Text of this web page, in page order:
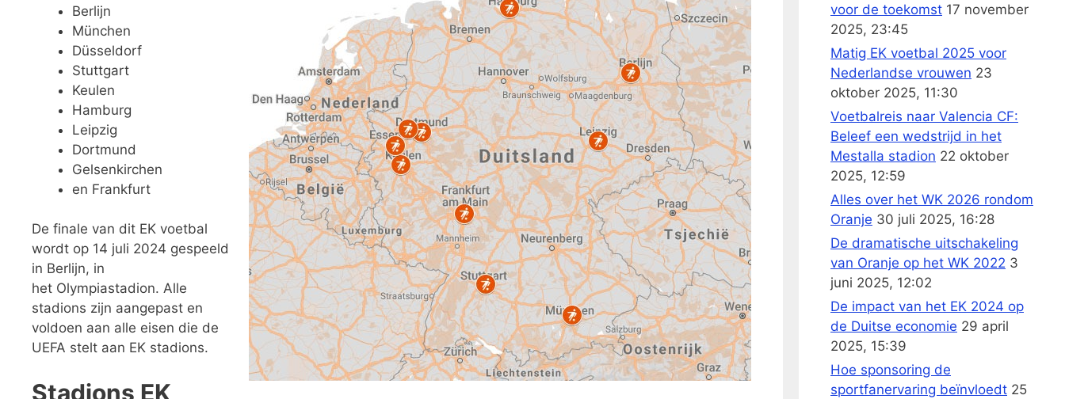
Berlijn
München
Düsseldorf
Stuttgart
Keulen
Hamburg
Leipzig
Dortmund
Gelsenkirchen
en Frankfurt
De finale van dit EK voetbal
wordt op 14 juli 2024 gespeeld
in Berlijn, in
het Olympiastadion. Alle
stadions zijn aangepast en
voldoen aan alle eisen die de
UEFA stelt aan EK stadions.
Stadions EK
voor de toekomst 17 november
2025, 23:45
Matig EK voetbal 2025 voor
Nederlandse vrouwen 23
oktober 2025, 11:30
Voetbalreis naar Valencia CF:
Beleef een wedstrijd in het
Mestalla stadion 22 oktober
2025, 12:59
Alles over het WK 2026 rondom
Oranje 30 juli 2025, 16:28
De dramatische uitschakeling
van Oranje op het WK 2022 3
juni 2025, 12:02
De impact van het EK 2024 op
de Duitse economie 29 april
2025, 15:39
Hoe sponsoring de
sportfanervaring beïnvloedt 25